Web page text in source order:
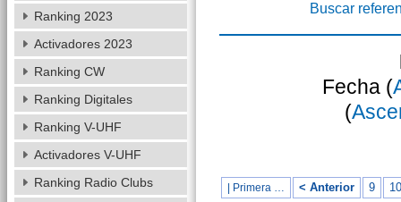
Buscar
Fecha (
(
| Primera … < Anterior 9 10
Ranking 2023
Activadores 2023
Ranking CW
Ranking Digitales
Ranking V-UHF
Activadores V-UHF
Ranking Radio Clubs